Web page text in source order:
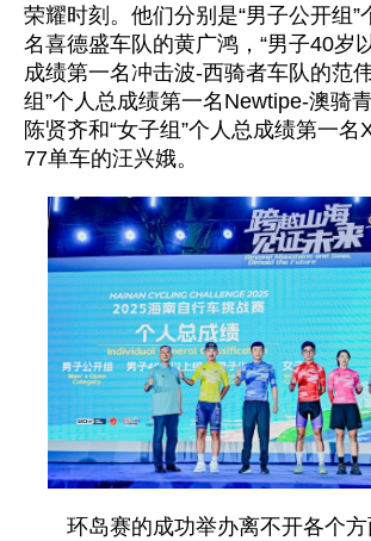
荣耀时刻。他们分别是“男子公开组”
名喜德盛车队的黄广鸿，“男子40岁
成绩第一名冲击波-西骑者车队的范
组”个人总成绩第一名Newtipe-澳骑
陈贤齐和“女子组”个人总成绩第一名
77单车的汪兴娥。
环岛赛的成功举办离不开各个